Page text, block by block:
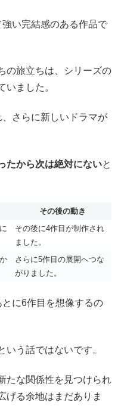
い完結感のある作品で
の旅立ちは、シリーズの
いました。
さらに新しいドラマが
たから次は絶対にないと
その後の動き
その後に4作目が制作され
ました。
さらに5作目の展開へつな
がりました。
に6作目を想像するの
いう話ではないです。
たな関係性を見つけられ
げる余地はまだありま